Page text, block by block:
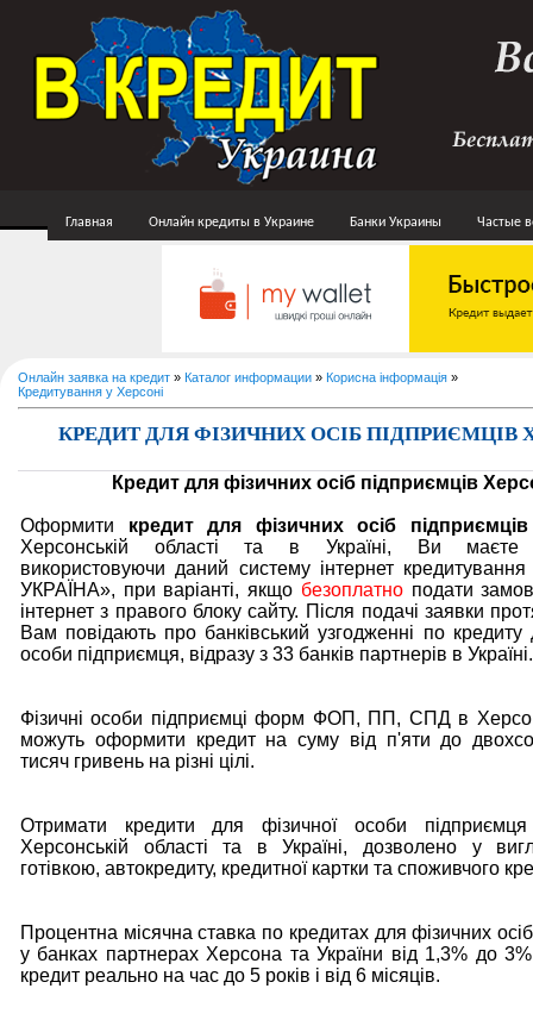
Главная Онлайн кредиты в Украине Банки Украины Частые
Онлайн заявка на кредит » Каталог информации » Корисна інформація »
Кредитування у Херсоні
КРЕДИТ ДЛЯ ФІЗИЧНИХ ОСІБ ПІДПРИЄМЦІВ
Кредит для фізичних осіб підприємців
Оформити кредит для фізичних осіб
Херсонській області та в Україні, Ви маєте
використовуючи даний систему інтернет
УКРАЇНА», при варіанті, якщо безоплатноподати
інтернет з правого блоку сайту. Після подачі заявки
Вам повідають про банківський узгодженні по кредиту
особи підприємця, відразу з 33 банків партнерів в Україні.
Фізичні особи підприємці форм ФОП, ПП, СПД в
можуть оформити кредит на суму від п'яти до
тисяч гривень на різні цілі.
Отримати кредити для фізичної особи
Херсонській області та в Україні, дозволено у
готівкою, автокредиту, кредитної картки та споживчого
Процентна місячна ставка по кредитах для фізичних
у банках партнерах Херсона та України від 1,3% до
кредит реально на час до 5 років і від 6 місяців.